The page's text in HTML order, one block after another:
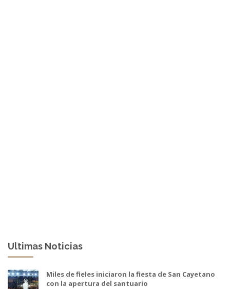
Ultimas Noticias
Miles de fieles iniciaron la fiesta de San Cayetano
con la apertura del santuario